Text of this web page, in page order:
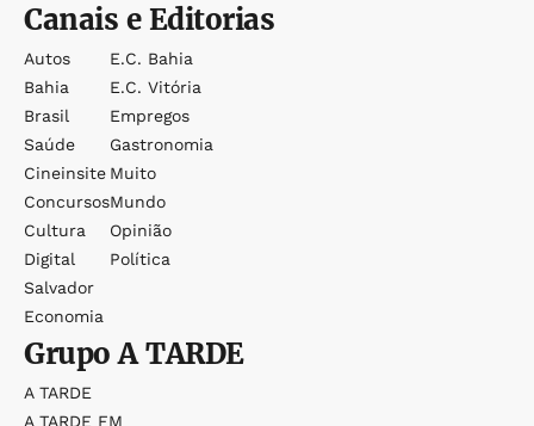
Canais e Editorias
Autos
Bahia
Brasil
Saúde
Cineinsite
Concursos
Cultura
Digital
Salvador
Economia
E.c. Bahia
E.c. Vitória
Empregos
Gastronomia
Muito
Mundo
Opinião
Política
GrupoA TARDE
A TARDE
A TARDE FM